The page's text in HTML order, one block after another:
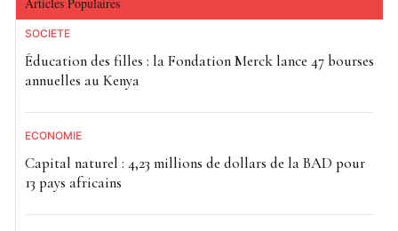
SOCIETE
Éducation des filles : la Fondation Merck lance 47 bourses
annuelles au Kenya
ECONOMIE
Capital naturel : 4,23 millions de dollars de la BAD pour
13 pays africains